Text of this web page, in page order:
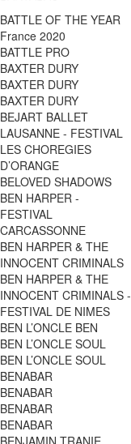
BATTLE OF THE YEAR
France 2020
BATTLE PRO
BAXTER DURY
BAXTER DURY
BAXTER DURY
BEJART BALLET
LAUSANNE - FESTIVAL
LES CHOREGIES
D’ORANGE
BELOVED SHADOWS
BEN HARPER -
FESTIVAL
CARCASSONNE
BEN HARPER & THE
INNOCENT CRIMINALS
BEN HARPER & THE
INNOCENT CRIMINALS -
FESTIVAL DE NIMES
BEN L’ONCLE BEN
BEN L’ONCLE SOUL
BEN L’ONCLE SOUL
BENABAR
BENABAR
BENABAR
BENABAR
BENJAMIN TRANIE